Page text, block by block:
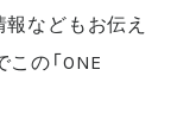
などもお伝え
の「ONE